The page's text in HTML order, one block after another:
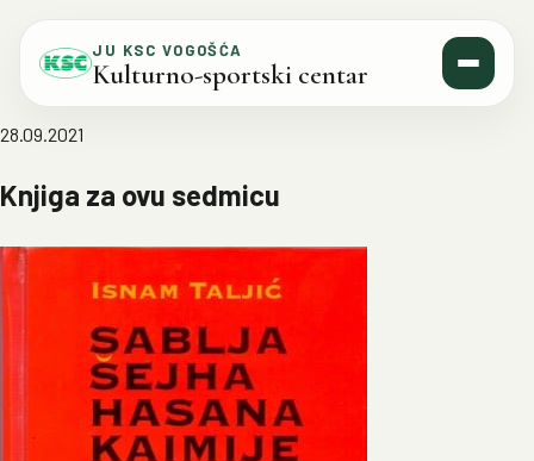
JU KSC VOGOŠĆA
Kulturno-sportski centar
28.09.2021
Knjiga za ovu sedmicu